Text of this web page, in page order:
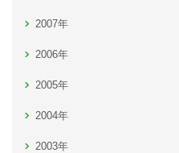
2007年
2006年
2005年
2004年
2003年